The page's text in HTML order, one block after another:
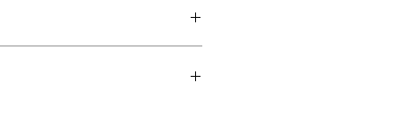
out with a Solid Mahogany top
delivering a mellow,
and refined taste.
Mahogany) 面板，并配以深邃且
柔和、深沉且富有力量感的音